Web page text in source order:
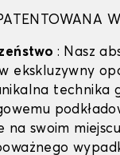
: Nasz
ekskluzywny
na swoim